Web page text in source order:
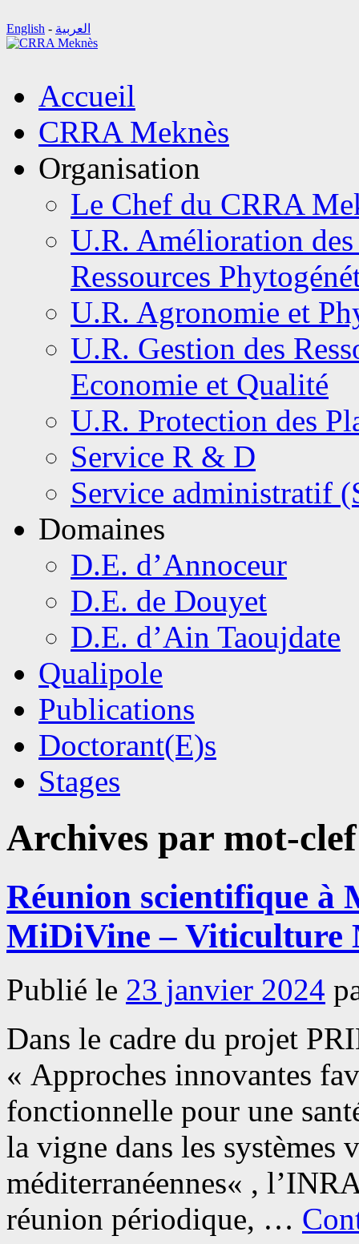
English - العربية
au
contenuAccueil
CRRA Meknès
Organisation
Le Chef du CRRA
U.R. Amélioration
Ressources
U.R. Agronomie et
U.R. Gestion des
Economie et Qualité
U.R. Protection des
Service R & D
Service administratif
Domaines
D.E. d’Annoceur
D.E. de Douyet
D.E. d’Ain Taoujdate
Qualipole
Publications
Doctorant(E)s
Stages
Archives par mot-
Réunion scientifique à
MiDiVine – Viticulture
Publié le 23 janvier 2024
Dans le cadre du projet
« Approches innovantes
fonctionnelle pour une
la vigne dans les systèmes
méditerranéennes« ,
réunion périodique, …